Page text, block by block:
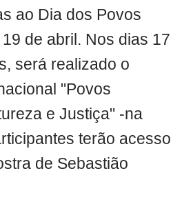
ao Dia dos Povos
19 de abril. Nos dias 17
será realizado o
"Povos
e Justiça" -na
terão acesso
de Sebastião